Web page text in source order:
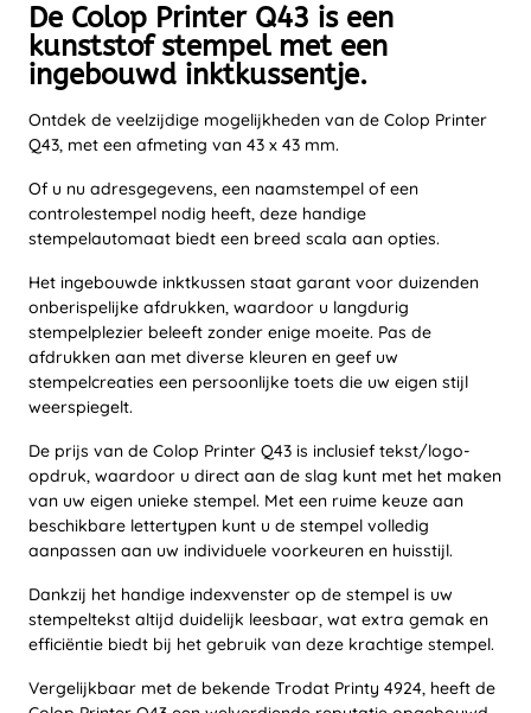
De Colop Printer Q43 is een
kunststof stempel met een
ingebouwd inktkussentje.
Ontdek de veelzijdige mogelijkheden van de Colop Printer
Q43, met een afmeting van 43 x 43 mm.
Of u nu adresgegevens, een naamstempel of een
controlestempel nodig heeft, deze handige
stempelautomaat biedt een breed scala aan opties.
Het ingebouwde inktkussen staat garant voor duizenden
onberispelijke afdrukken, waardoor u langdurig
stempelplezier beleeft zonder enige moeite. Pas de
afdrukken aan met diverse kleuren en geef uw
stempelcreaties een persoonlijke toets die uw eigen stijl
weerspiegelt.
De prijs van de Colop Printer Q43 is inclusief tekst/logo-
opdruk, waardoor u direct aan de slag kunt met het maken
van uw eigen unieke stempel. Met een ruime keuze aan
beschikbare lettertypen kunt u de stempel volledig
aanpassen aan uw individuele voorkeuren en huisstijl.
Dankzij het handige indexvenster op de stempel is uw
stempeltekst altijd duidelijk leesbaar, wat extra gemak en
efficiëntie biedt bij het gebruik van deze krachtige stempel.
Vergelijkbaar met de bekende Trodat Printy 4924, heeft de